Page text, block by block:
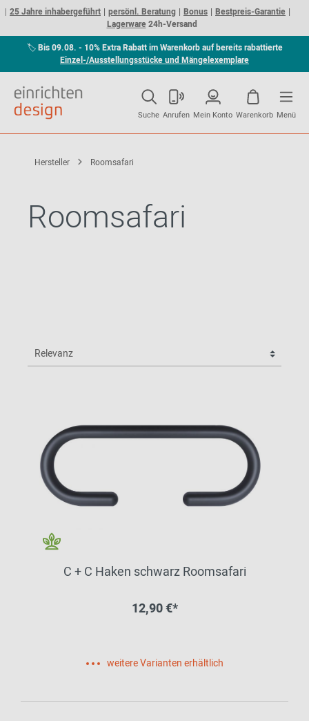
25 Jahre inhabergeführt persönl. Beratung Bonus
Bestpreis-Garantie
Lagerware24h-Versand
🏷Bis 09.08. - 10% Extra Rabatt im Warenkorb auf bereits rabattierte
Einzel-/Ausstellungsstücke und Mängelexemplare
Suche Anrufen Mein Konto Warenkorb Menü
Hersteller Roomsafari
Roomsafari
C + C Haken schwarz Roomsafari
12,90 €*
weitere Varianten erhältlich